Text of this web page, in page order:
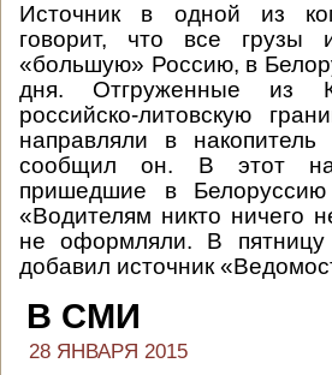
Источник в одной из
говорит, что все грузы
«большую» Россию, в
дня. Отгруженные из
российско-литовскую
направляли в
сообщил он. В этот
пришедшие в
«Водителям никто ничего
не оформляли. В
добавил источник
В СМИ
28 ЯНВАРЯ 2015